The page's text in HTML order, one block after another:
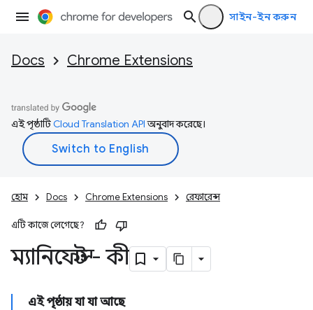
সাইন-ইন করুন
Docs Chrome Extensions
এই পৃষ্ঠাটিCloud Translation APIঅনুবাদ করেছে।
হোম Docs Chrome Extensions রেফারেন্স
এটি কাজে লেগেছে?
ম্যানিফেস্ট - কী
এই পৃষ্ঠায় যা যা আছে